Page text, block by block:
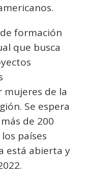
formación
que busca
mujeres de la
Se espera
de 200
países
está abierta y